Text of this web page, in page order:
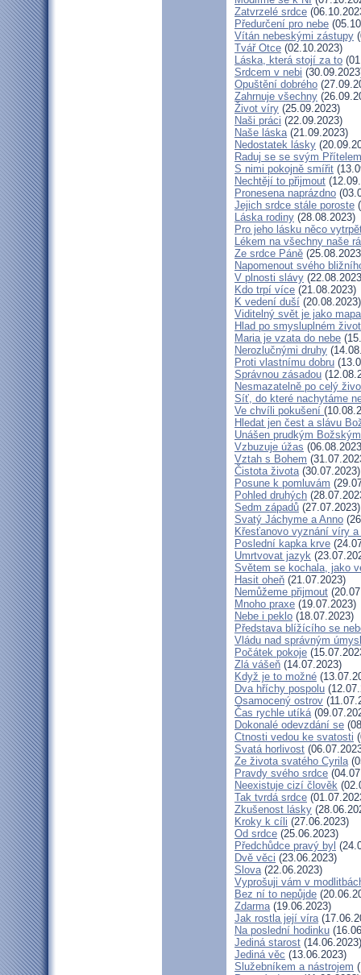
Zatvrzelé srdce
Předurčení pro nebe
Vítán nebeskými zástupy
Tvář Otce (02.10.2023)
Láska, která stojí za to
Srdcem v nebi
Opuštění dobrého
Zahrnuje všechny
Život víry (25.09.2023)
Naši práci (22.09.2023)
Naše láska(21.09.2023)
Nedostatek lásky
Raduj se se svým Přítelem
S nimi pokojně smířit
Nechtějí to přijmout
Pronesena naprázdno
Jejich srdce stále poroste
Láska rodiny (28.08.2023)
Pro jeho lásku něco
Lékem na všechny naše
Ze srdce Páně
Napomenout svého
V plnosti slávy
Kdo trpí více (21.08.2023)
K vedení duší (20.08.2023)
Viditelný svět je jako mapa
Hlad po smysluplném
Maria je vzata do nebe
Nerozlučnými druhy
Proti vlastnímu dobru
Správnou zásadou
Nesmazatelně po celý
Síť, do které nachytáme
Ve chvíli pokušení
Hledat jen čest a slávu
Unášen prudkým
Vzbuzuje úžas
Vztah s Bohem
Čistota života(30.07.2023)
Posune k pomluvám
Pohled druhých
Sedm západů (27.07.2023)
Svatý Jáchyme a Anno
Křesťanovo vyznání víry
Poslední kapka krve
Umrtvovat jazyk
Světem se kochala, jako
Hasit oheň (21.07.2023)
Nemůžeme přijmout
Mnoho praxe (19.07.2023)
Nebe i peklo (18.07.2023)
Představa blížícího se
Vládu nad správným
Počátek pokoje
Zlá vášeň (14.07.2023)
Když je to možné
Dva hříchy pospolu
Osamocený ostrov
Čas rychle utíká
Dokonalé odevzdání se
Ctnosti vedou ke svatosti
Svatá horlivost
Ze života svatého Cyrila
Pravdy svého srdce
Neexistuje cizí člověk
Tak tvrdá srdce
Zkušenost lásky
Kroky k cíli (27.06.2023)
Od srdce (25.06.2023)
Předchůdce pravý byl
Dvě věci (23.06.2023)
Slova(22.06.2023)
Vyprošuji vám v
Bez ní to nepůjde
Zdarma(19.06.2023)
Jak rostla její víra
Na poslední hodinku
Jediná starost (14.06.2023)
Jediná věc (13.06.2023)
Služebníkem a nástrojem